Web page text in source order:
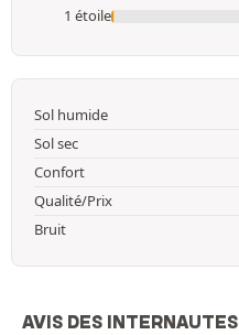
1 étoile
Sol humide
Sol sec
Confort
Qualité/Prix
Bruit
AVIS DES INTERNAUTES